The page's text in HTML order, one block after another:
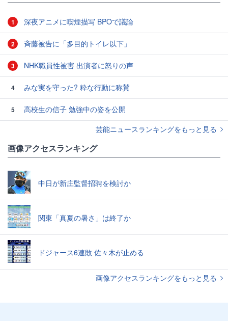
1 深夜アニメに喫煙描写 BPOで議論
2 斉藤被告に「多目的トイレ以下」
3 NHK職員性被害 出演者に怒りの声
4 みな実を守った? 粋な行動に称賛
5
高校生の信子 勉強中の姿を公開
芸能ニュースランキングをもっと見る
画像アクセスランキング
中日が新庄監督招聘を検討か
関東「真夏の暑さ」は終了か
ドジャース6連敗 佐々木が止める
画像アクセスランキングをもっと見る